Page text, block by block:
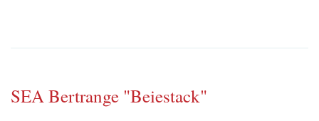
SEA Bertrange "Beiestack"